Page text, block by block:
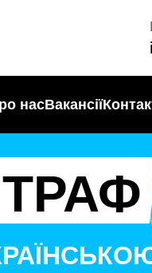
насВакансії